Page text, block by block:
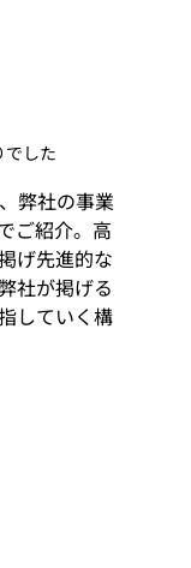
でした
弊社の事業
ご紹介。高
げ先進的な
社が掲げる
していく構